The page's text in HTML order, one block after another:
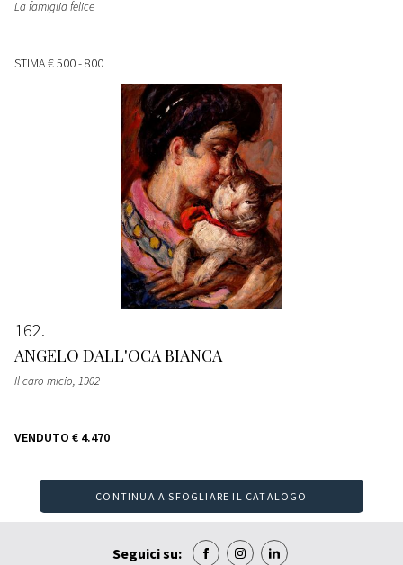
La famiglia felice
STIMA€ 500 - 800
162
ANGELO DALL'OCA BIANCA
Il caro micio, 1902
VENDUTO € 4.470
CONTINUA A SFOGLIARE IL CATALOGO
Seguici su: